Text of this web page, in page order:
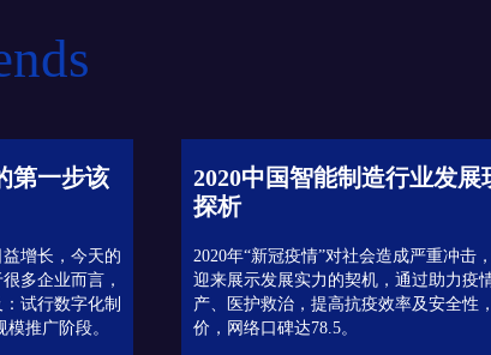
第一步该
增长，今天的
多企业而言，
试行数字化制
推广阶段。
2020中国智能制造行业发展
探析
2020年“新冠疫情”对社会造成严重冲击
迎来展示发展实力的契机，通过助力疫
产、医护救治，提高抗疫效率及安全性
价，网络口碑达78.5。